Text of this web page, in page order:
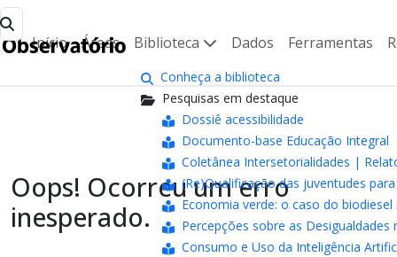
Início Áreas Biblioteca
Conheça a biblioteca
Pesquisas em destaque
Dossiê acessibilidade
Documento-base Educação Integral
Coletânea Intersetorialidades |
(Re)Qualificação das juventudes
Economia verde: o caso do
Percepções sobre as Desigualdades
Consumo e Uso da Inteligência
Dados Ferramentas
Oops! Ocorreu um erro
inesperado.